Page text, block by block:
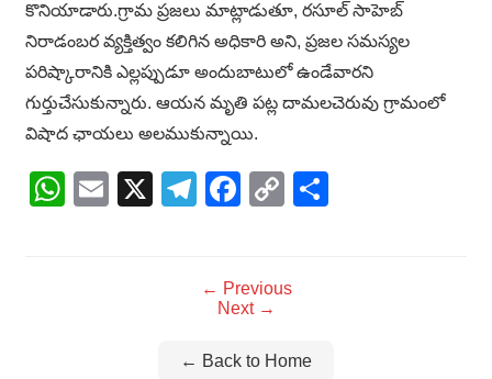
కొనియాడారు.గ్రామ ప్రజలు మాట్లాడుతూ, రసూల్ సాహెబ్
నిరాడంబర వ్యక్తిత్వం కలిగిన అధికారి అని, ప్రజల సమస్యల
పరిష్కారానికి ఎల్లప్పుడూ అందుబాటులో ఉండేవారని
గుర్తుచేసుకున్నారు. ఆయన మృతి పట్ల దామలచెరువు గ్రామంలో
విషాద ఛాయలు అలముకున్నాయి.
WhatsApp
Email
X Telegram
Facebook
Copy
← Previous
Next →
← Back to Home